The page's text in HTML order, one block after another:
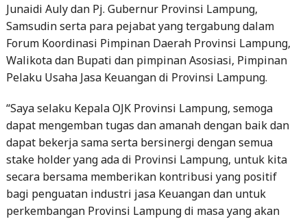
Junaidi Auly dan Pj. Gubernur Provinsi Lampung,
Samsudin serta para pejabat yang tergabung dalam
Forum Koordinasi Pimpinan Daerah Provinsi Lampung,
Walikota dan Bupati dan pimpinan Asosiasi, Pimpinan
Pelaku Usaha Jasa Keuangan di Provinsi Lampung.
“Saya selaku Kepala OJK Provinsi Lampung, semoga
dapat mengemban tugas dan amanah dengan baik dan
dapat bekerja sama serta bersinergi dengan semua
stake holder yang ada di Provinsi Lampung, untuk kita
secara bersama memberikan kontribusi yang positif
bagi penguatan industri jasa Keuangan dan untuk
perkembangan Provinsi Lampung di masa yang akan